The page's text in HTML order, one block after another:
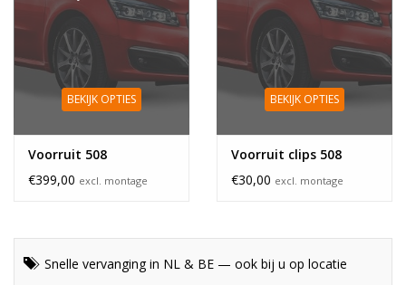
BEKIJK OPTIES
Voorruit 508
€399,00 excl. montage
BEKIJK OPTIES
Voorruit clips 508
€30,00 excl. montage
Snelle vervanging in NL & BE — ook bij u op locatie